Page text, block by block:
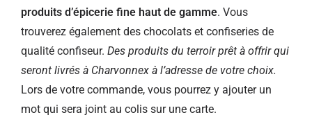
produits d’épicerie fine haut de gamme. Vous
trouverez également des chocolats et confiseries de
qualité confiseur. Des produits du terroir prêt à offrir qui
seront livrés à Charvonnex à l’adresse de votre choix.
Lors de votre commande, vous pourrez y ajouter un
mot qui sera joint au colis sur une carte.